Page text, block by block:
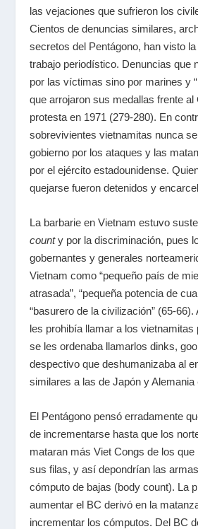
las vejaciones que sufrieron los
Cientos de denuncias similares,
secretos del Pentágono, han visto
trabajo periodístico. Denuncias que
por las víctimas sino por marines y
que arrojaron sus medallas frente al
protesta en 1971 (279-280). En
sobrevivientes vietnamitas nunca
gobierno por los ataques y las
por el ejército estadounidense.
quejarse fueron detenidos y
La barbarie en Vietnam estuvo
county por la discriminación, pues
gobernantes y generales
Vietnam como “pequeño país de
atrasada”, “pequeña potencia de
“basurero de la civilización” (65-
les prohibía llamar a los vietnamitas
se les ordenaba llamarlos dinks,
despectivo que deshumanizaba al
similares a las de Japón y Alemania
El Pentágono pensó erradamente
de incrementarse hasta que los
mataran más Viet Congs de los que
sus filas, y así depondrían las
cómputo de bajas (body count). La
aumentar el BC derivó en la
incrementar los cómputos. Del BC